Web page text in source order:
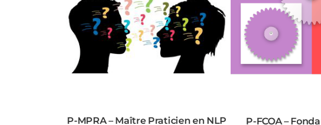
P-MPRA – Maître Praticien en NLP P-FCOA –